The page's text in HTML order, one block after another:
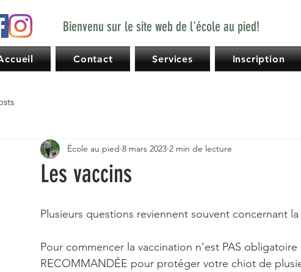
Bienvenu sur le site web de l'école au pied!
Contact Services Inscription
Les vaccins
École au pied 8 mars 2023 2 min de lecture
Plusieurs questions reviennent souvent concernant
Pour commencer la vaccination n’est PAS
RECOMMANDÉE pour protéger votre chiot de